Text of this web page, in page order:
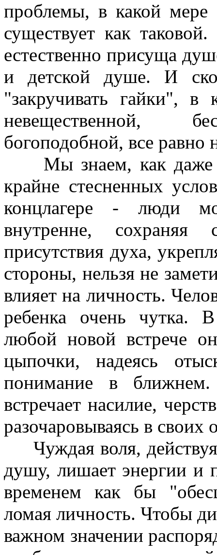
проблемы, в какой мере
существует как
естественно присуща
и детской душе. И
"закручивать гайки",
невещественной,
богоподобной, все равно
Мы знаем, как даже
крайне стесненных
концлагере - люди
внутренне,
присутствия духа,
стороны, нельзя не
влияет на личность.
ребенка очень чутка.
любой новой встрече
цыпочки, надеясь
понимание в
встречает насилие,
разочаровываясь в своих
Чуждая воля, действуя
душу, лишает энергии и
временем как бы
ломая личность. Чтобы
важном значении